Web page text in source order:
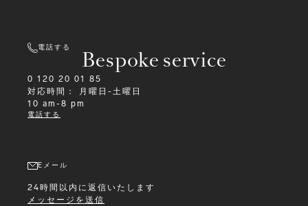
Bespoke service
電話する
0 120 20 01 85
対応時間：
月曜日-土曜日
10 am-8 pm
電話する
Eメール
24時間以内に返信いたします
メッセージを送信